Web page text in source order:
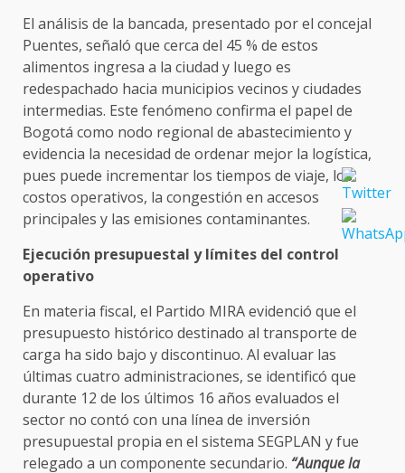
El análisis de la bancada, presentado por el concejal
Puentes, señaló que cerca del 45 % de estos
alimentos ingresa a la ciudad y luego es
redespachado hacia municipios vecinos y ciudades
intermedias. Este fenómeno confirma el papel de
Bogotá como nodo regional de abastecimiento y
evidencia la necesidad de ordenar mejor la logística,
pues puede incrementar los tiempos de viaje, los
costos operativos, la congestión en accesos
principales y las emisiones contaminantes.
Ejecución presupuestal y límites del control
operativo
En materia fiscal, el Partido MIRA evidenció que el
presupuesto histórico destinado al transporte de
carga ha sido bajo y discontinuo. Al evaluar las
últimas cuatro administraciones, se identificó que
durante 12 de los últimos 16 años evaluados el
sector no contó con una línea de inversión
presupuestal propia en el sistema SEGPLAN y fue
relegado a un componente secundario. “Aunque la